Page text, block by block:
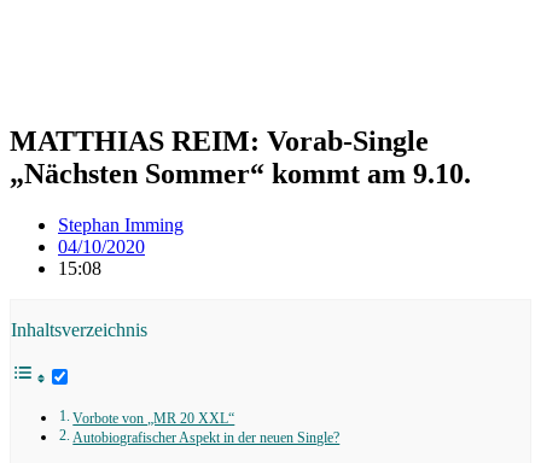
MATTHIAS REIM: Vorab-Single
„Nächsten Sommer“ kommt am 9.10.
Stephan Imming
04/10/2020
15:08
Inhaltsverzeichnis
Vorbote von „MR 20 XXL“
Autobiografischer Aspekt in der neuen Single?